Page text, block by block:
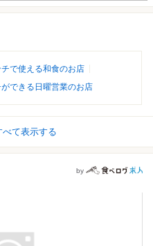
チで使える和食のお店
ができる日曜営業のお店
て表示する
by